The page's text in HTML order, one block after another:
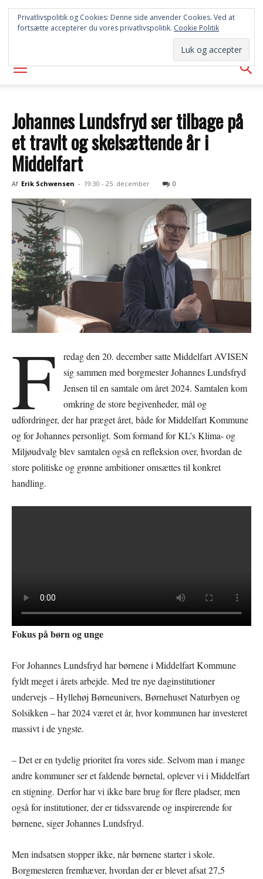
SYD
AVISEN
Johannes Lundsfryd ser tilbage på
et travlt og skelsættende år i
Middelfart
Af Erik Schwensen - 19:30 - 25. december 0
F
redag den 20. december satte Middelfart AVISEN
sig sammen med borgmester Johannes Lundsfryd
Jensen til en samtale om året 2024. Samtalen kom
omkring de store begivenheder, mål og
udfordringer, der har præget året, både for Middelfart Kommune
og for Johannes personligt. Som formand for KL’s Klima- og
Miljøudvalg blev samtalen også en refleksion over, hvordan de
store politiske og grønne ambitioner omsættes til konkret
handling.
Fokus på børn og unge
For Johannes Lundsfryd har børnene i Middelfart Kommune
fyldt meget i årets arbejde. Med tre nye daginstitutioner
undervejs – Hyllehøj Børneunivers, Børnehuset Naturbyen og
Solsikken – har 2024 været et år, hvor kommunen har investeret
massivt i de yngste.
– Det er en tydelig prioritet fra vores side. Selvom man i mange
andre kommuner ser et faldende børnetal, oplever vi i Middelfart
en stigning. Derfor har vi ikke bare brug for flere pladser, men
også for institutioner, der er tidssvarende og inspirerende for
børnene, siger Johannes Lundsfryd.
Men indsatsen stopper ikke, når børnene starter i skole.
Borgmesteren fremhæver, hvordan der er blevet afsat 27,5
Privatlivspolitik og Cookies: Denne side anvender Cookies. Ved at
fortsætte accepterer du vores privatlivspolitik. Cookie Politik